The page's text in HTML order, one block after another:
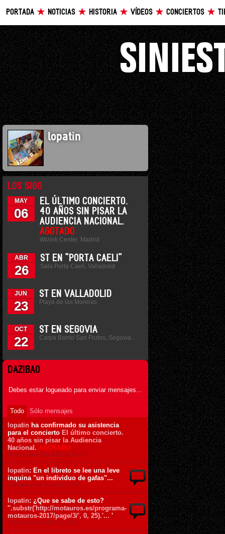
PORTADA NOTICIAS HISTORIA VÍDEOS CONCIERTOS
lopatin
LOS SIGO
MAY
06
EL ÚLTIMO CONCIERTO.
40 AÑOS SIN PISAR LA
AUDIENCIA NACIONAL.
AGOTADO
Wizink Center. Madrid
ABR
26
ST EN "PORTA CAELI"
Sala Porta Caeli, Valladolid
JUN
23
ST EN VALLADOLID
Playa de las Moreras
OCT
22
ST EN SEGOVIA
Carpa Barrio San Frutos, Segovia.
DAZIBAO
Debes estar logueado para enviar mensajes...
Todo
Sólo mensajes
lopatin ha confirmado su asistencia
para el concierto El último concierto.
40 años sin pisar la Audiencia
Nacional. AGOTADO
24 de Febrero de 2022 ás 02:14
lopatin: En el libreto se lee una leve
inquina "un individuo de gafas"...
2 de Marzo de 2018 ás 22:59
lopatin: ¿Que se sabe de esto?
''.substr('http://motauros.es/programa-
motauros-2017/page/3/', 0, 25).'... '
7 de Enero de 2017 ás 18:02